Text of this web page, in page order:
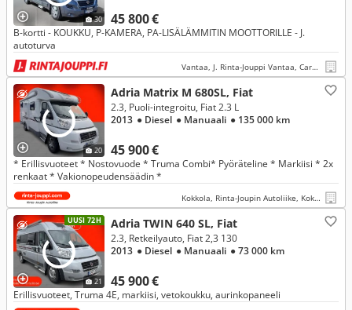
30 45 800 €
B-kortti - KOUKKU, P-KAMERA, PA-LISÄLÄMMITIN MOOTTORILLE - J.
autoturva
Vantaa, J. Rinta-Jouppi Vantaa, Caravan
20
Adria Matrix M 680SL, Fiat
45 900 €
2.3, Puoli-integroitu, Fiat 2.3 L
2013 ● Diesel ● Manuaali ● 135 000 km
* Erillisvuoteet * Nostovuode * Truma Combi* Pyöräteline * Markiisi * 2x
renkaat * Vakionopeudensäädin *
Kokkola, Rinta-Joupin Autoliike, Kokkola
UUSI 72H
21
Adria TWIN 640 SL, Fiat
45 900 €
2.3, Retkeilyauto, Fiat 2,3 130
2013 ● Diesel ● Manuaali ● 73 000 km
Erillisvuoteet, Truma 4E, markiisi, vetokoukku, aurinkopaneeli